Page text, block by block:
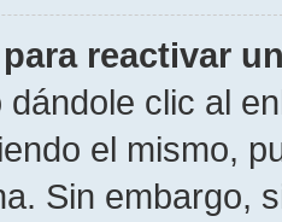
reactivar
dándole clic al
el mismo,
Sin embargo,